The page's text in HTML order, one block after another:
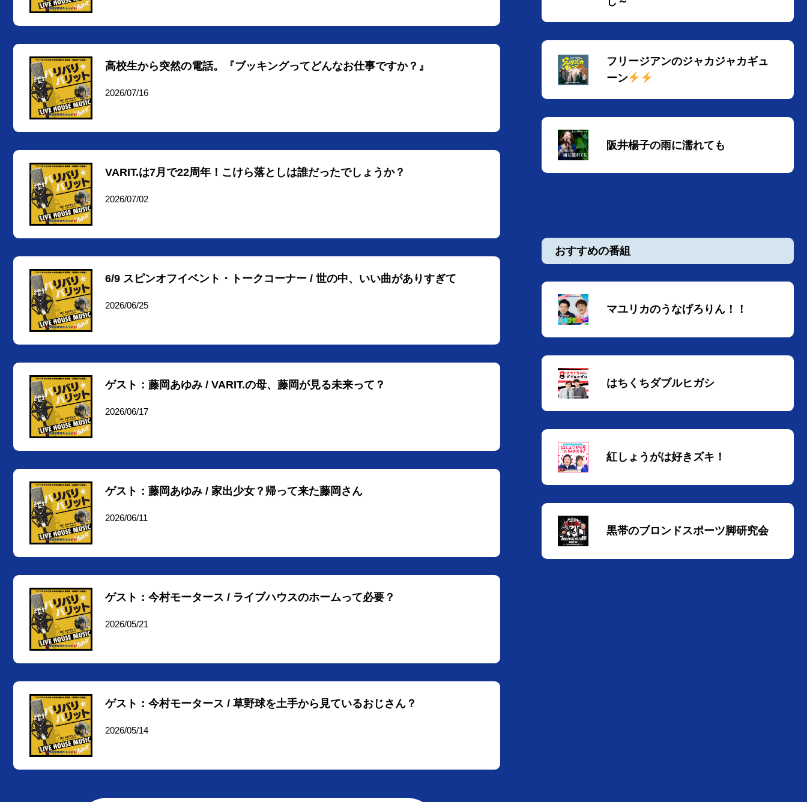
高校生から突然の電話。『ブッキングってどんなお仕事ですか？』
2026/07/16
VARIT.は7月で22周年！こけら落としは誰だったでしょうか？
2026/07/02
6/9 スピンオフイベント・トークコーナー / 世の中、いい曲がありすぎて
2026/06/25
ゲスト：藤岡あゆみ / VARIT.の母、藤岡が見る未来って？
2026/06/17
ゲスト：藤岡あゆみ / 家出少女？帰って来た藤岡さん
2026/06/11
ゲスト：今村モータース / ライブハウスのホームって必要？
2026/05/21
ゲスト：今村モータース / 草野球を土手から見ているおじさん？
2026/05/14
フリージアンのジャカジャカギュ
ーン
阪井楊子の雨に濡れても
おすすめの番組
マユリカのうなげろりん！！
はちくちダブルヒガシ
紅しょうがは好きズキ！
黒帯のブロンドスポーツ脚研究会